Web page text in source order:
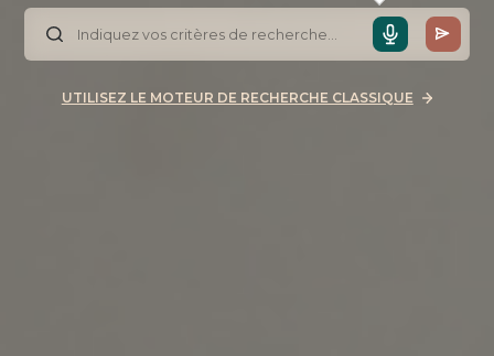
UTILISEZ LE MOTEUR DE RECHERCHE CLASSIQUE